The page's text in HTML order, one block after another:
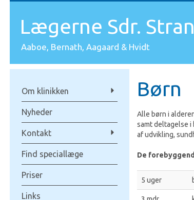
Lægerne Sdr.
Aaboe, Bernath, Aagaard & Hvidt
Om klinikken
Nyheder
Kontakt
Find speciallæge
Priser
Links
Børn
Alle børn i
samt deltagelse i
af udvikling,
De
5 uger